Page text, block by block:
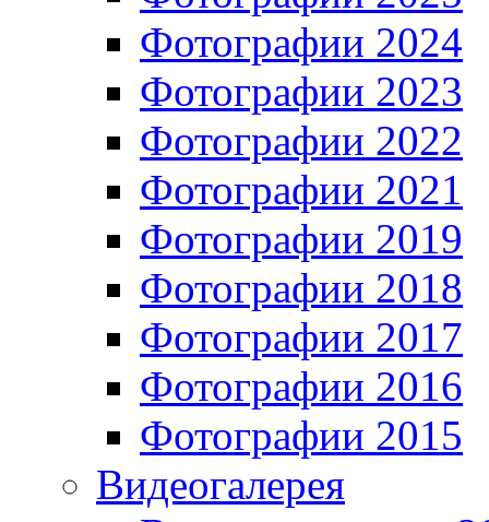
Фотографии 2024
Фотографии 2023
Фотографии 2022
Фотографии 2021
Фотографии 2019
Фотографии 2018
Фотографии 2017
Фотографии 2016
Фотографии 2015
Видеогалерея